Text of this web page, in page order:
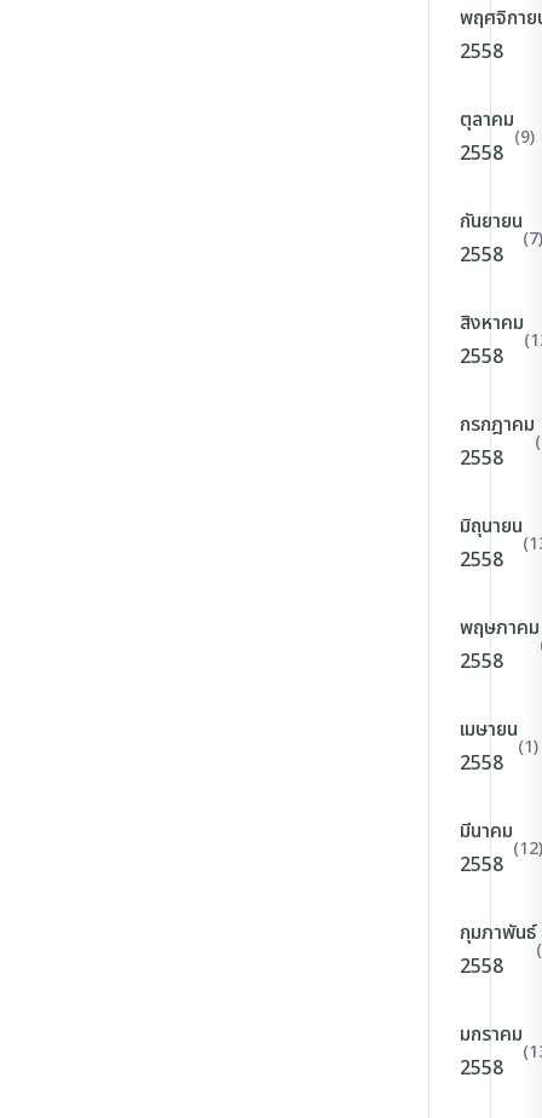
พฤศจิกาย
2558
ตุลาคม
2558
(9)
กันยายน
2558
(7)
สิงหาคม
2558
กรกฎาคม
2558
มิถุนายน
2558
พฤษภาคม
2558
เมษายน
2558
(1)
มีนาคม
2558
(12)
กุมภาพันธ์
2558
มกราคม
2558